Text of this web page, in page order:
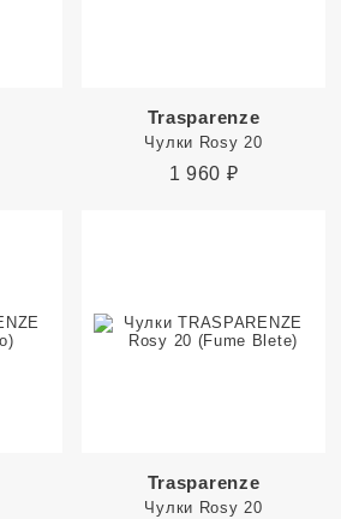
Trasparenze
Чулки Rosy 20
1 960 ₽
Trasparenze
Чулки Rosy 20